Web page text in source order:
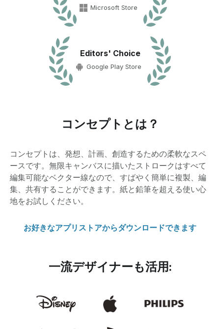
Microsoft Store
Editors' Choice
Google Play Store
コンセプトとは？
コンセプトは、発想、計画、創造するための柔軟なスペ
ースです。無限キャンバスに描いたストロークはすべて
編集可能なベクター線なので、すばやく簡単に複製、編
集、共有することができます。紙と鉛筆を超える使い心
地をお試しください。
お好きなアプリストアからダウンロードできます
一流デザイナーも活用: